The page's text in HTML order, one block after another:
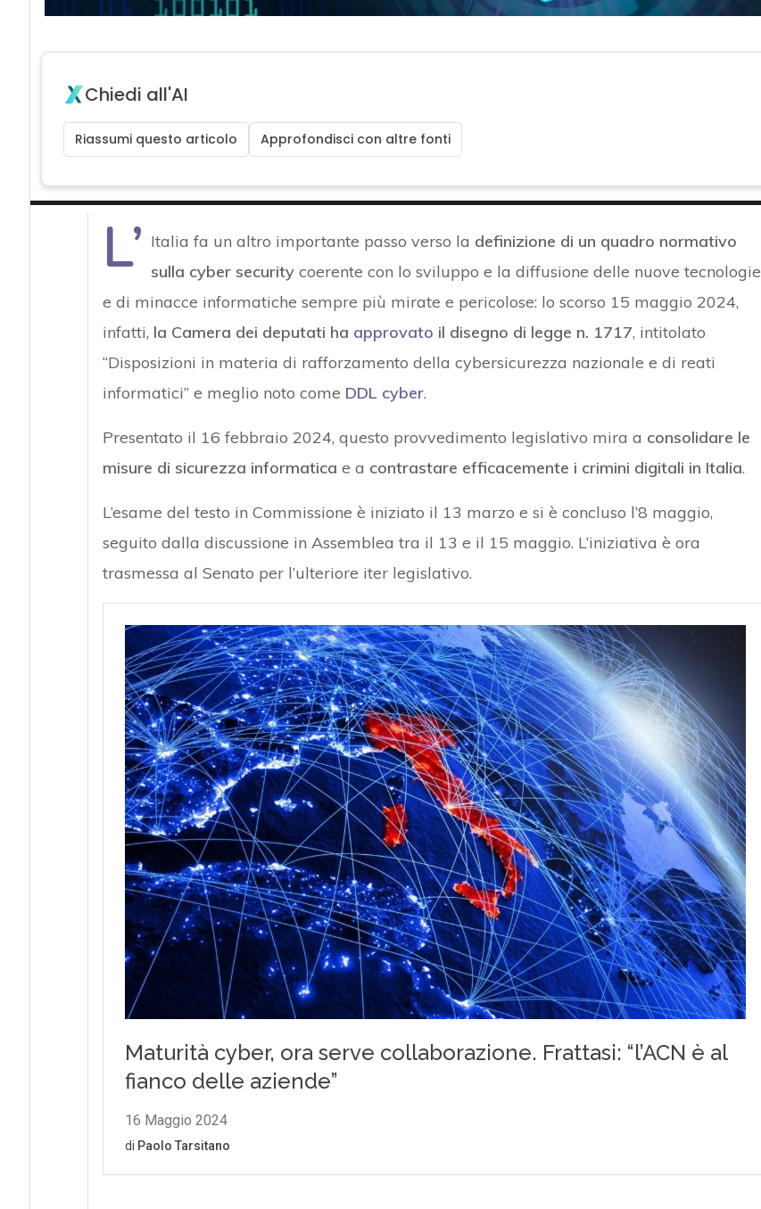
Chiedi all'AI
Riassumi questo articolo Approfondisci con altre fonti
L’ Italia fa un altro importante passo verso la definizione di un quadro normativo
sulla cyber securitycoerente con lo sviluppo e la diffusione delle nuove tecnologie
e di minacce informatiche sempre più mirate e pericolose: lo scorso 15 maggio 2024,
infatti, la Camera dei deputati ha approvato il disegno di legge n. 1717, intitolato
“Disposizioni in materia di rafforzamento della cybersicurezza nazionale e di reati
informatici” e meglio noto come DDL cyber.
Presentato il 16 febbraio 2024, questo provvedimento legislativo mira a consolidare le
misure di sicurezza informatica e a contrastare efficacemente i crimini digitali in Italia.
L’esame del testo in Commissione è iniziato il 13 marzo e si è concluso l’8 maggio,
seguito dalla discussione in Assemblea tra il 13 e il 15 maggio. L’iniziativa è ora
trasmessa al Senato per l’ulteriore iter legislativo.